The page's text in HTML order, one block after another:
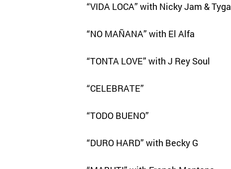
“VIDA LOCA” with Nicky Jam & Tyga
“NO MAÑANA” with El Alfa
“TONTA LOVE” with J Rey Soul
“CELEBRATE”
“TODO BUENO”
“DURO HARD” with Becky G